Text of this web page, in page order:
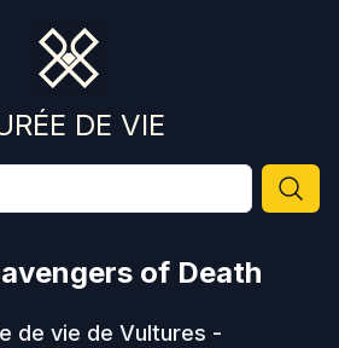
DE VIE
of Death
de vie de Vultures -